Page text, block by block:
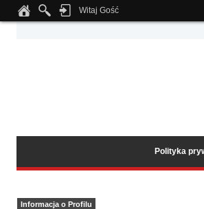
Notice: Undefined index: tapatalk_body_hook in
Witaj Gość
Polityka
Informacja o Profilu